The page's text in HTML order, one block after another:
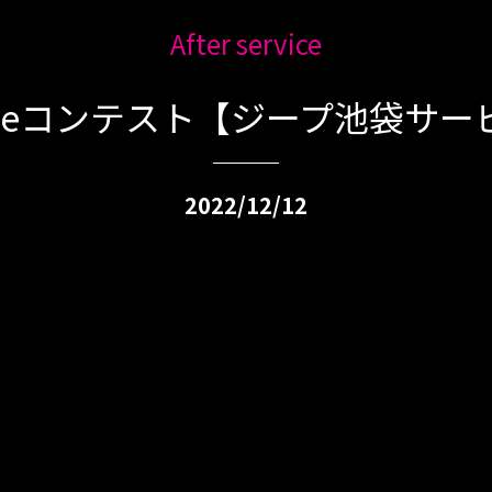
After service
コンテスト【ジープ池袋サー
2022/12/12